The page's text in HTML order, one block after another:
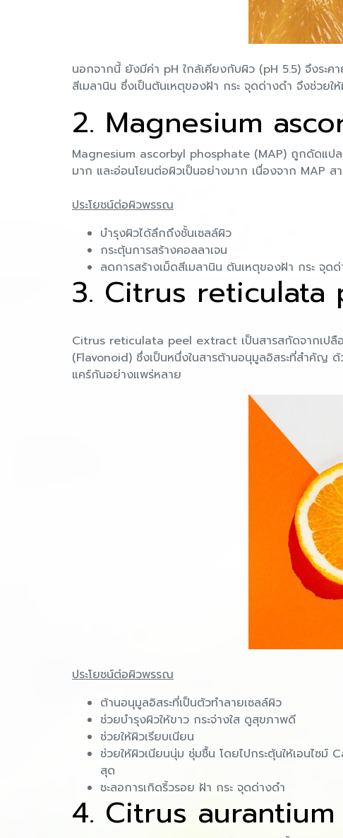
นอกจากนี้ ยังมีค่า pH ใกล้เคียงกับผิว (pH 5.5) จึงระ
สีเมลานิน ซึ่งเป็นต้นเหตุของฝ้า กระ จุดด่างดำ จึงช่วยให้
2. Magnesium
Magnesium ascorbyl phosphate (MAP) ถูกดัดแป
มาก และอ่อนโยนต่อผิวเป็นอย่างมาก เนื่องจาก MAP
ประโยชน์ต่อผิวพรรณ
บำรุงผิวได้ลึกถึงชั้นเซลล์ผิว
กระตุ้นการสร้างคอลลาเจน
ลดการสร้างเม็ดสีเมลานิน ต้นเหตุของฝ้า กระ จุด
3. Citrus reticulata
Citrus reticulata peel extract เป็นสารสกัดจากเปลื
(Flavonoid) ซึ่งเป็นหนึ่งในสารต้านอนุมูลอิสระที่สำคัญ
แคร์กันอย่างแพร่หลาย
ประโยชน์ต่อผิวพรรณ
ต้านอนุมูลอิสระที่เป็นตัวทำลายเซลล์ผิว
ช่วยบำรุงผิวให้ขาว กระจ่างใส ดูสุขภาพดี
ช่วยให้ผิวเรียบเนียน
ช่วยให้ผิวเนียนนุ่ม ชุ่มชื้น โดยไปกระตุ้นให้เอนไซ
สุด
ชะลอการเกิดริ้วรอย ฝ้า กระ จุดด่างดำ
4. Citrus